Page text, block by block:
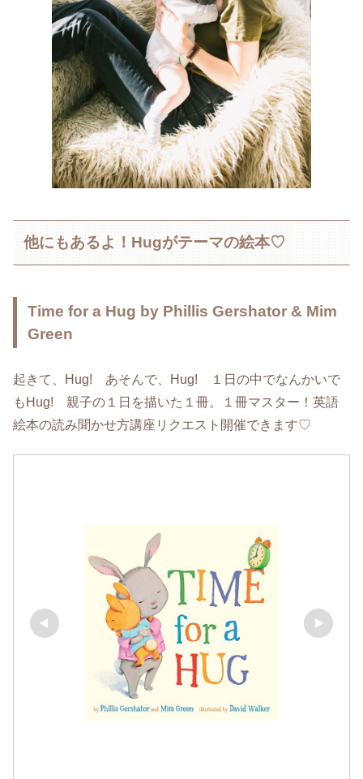
他にもあるよ！Hugがテーマの絵本♡
Time for a Hug by Phillis Gershator & Mim
Green
起きて、Hug! あそんで、Hug! １日の中でなんかいで
もHug! 親子の１日を描いた１冊。１冊マスター！英語
絵本の読み聞かせ方講座リクエスト開催できます♡